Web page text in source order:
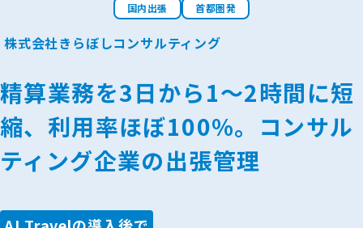
株式会社きらぼしコンサルティング
精算業務を3日から1〜2時間に短
縮、利用率ほぼ100%。コンサル
ティング企業の出張管理
国内出張 首都圏発